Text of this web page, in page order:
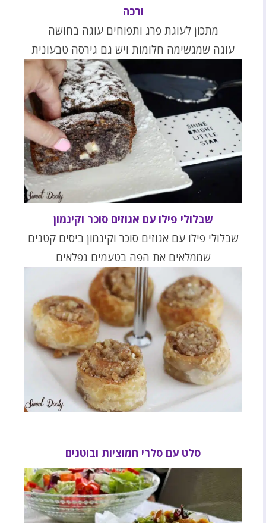
ורכה
מתכון לעוגת פרג ותפוחים עוגה בחושה
עוגה שמגשימה חלומות ויש גם גירסה טבעונית
שבלולי פילו עם אגוזים סוכר וקינמון
שבלולי פילו עם אגוזים סוכר וקינמון ביסים קטנים
שממלאים את הפה בטעמים נפלאים
סלט עם סלרי חמוציות ובוטנים